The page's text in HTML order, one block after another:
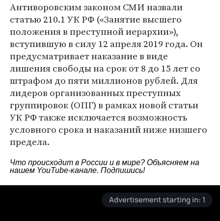
Антиворовским законом СМИ назвали
статью 210.1 УК РФ («Занятие высшего
положения в преступной иерархии»),
вступившую в силу 12 апреля 2019 года. Он
предусматривает наказание в виде
лишения свободы на срок от 8 до 15 лет со
штрафом до пяти миллионов рублей. Для
лидеров организованных преступных
группировок (ОПГ) в рамках новой статьи
УК РФ также исключается возможность
условного срока и наказаний ниже низшего
предела.
Что происходит в России и в мире? Объясняем на
нашем YouTube-канале. Подпишись!